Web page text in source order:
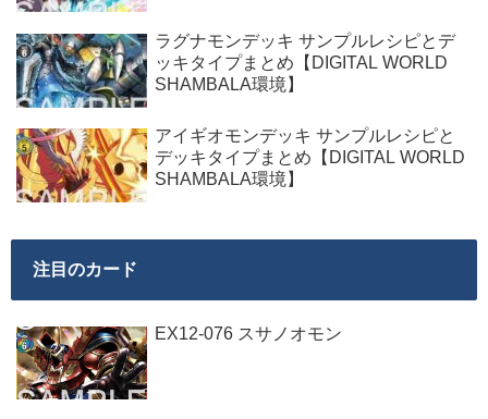
ラグナモンデッキ サンプルレシピとデ
ッキタイプまとめ【DIGITAL WORLD
SHAMBALA環境】
アイギオモンデッキ サンプルレシピと
デッキタイプまとめ【DIGITAL WORLD
SHAMBALA環境】
注目のカード
EX12-076 スサノオモン